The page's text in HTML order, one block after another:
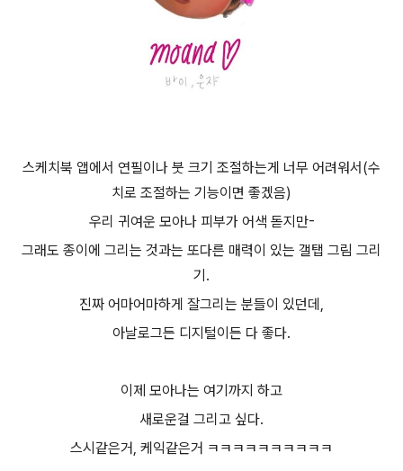
스케치북 앱에서 연필이나 붓 크기 조절하는게 너무 어려워서(수
치로 조절하는 기능이면 좋겠음)
우리 귀여운 모아나 피부가 어색 돋지만-
그래도 종이에 그리는 것과는 또다른 매력이 있는 갤탭 그림 그리
기.
진짜 어마어마하게 잘그리는 분들이 있던데,
아날로그든 디지털이든 다 좋다.
이제 모아나는 여기까지 하고
새로운걸 그리고 싶다.
스시같은거, 케익같은거 ㅋㅋㅋㅋㅋㅋㅋㅋㅋㅋ